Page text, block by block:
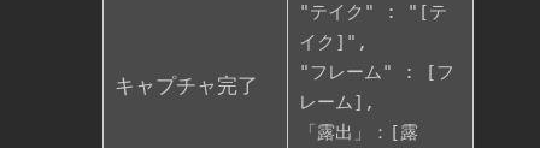
キャプチャ完了
"テイク" : "[テ
イク]",
"フレーム" : [フ
レーム],
「露出」：[露